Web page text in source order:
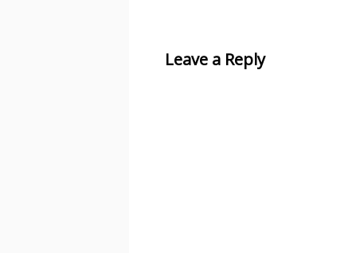
Leave a Reply